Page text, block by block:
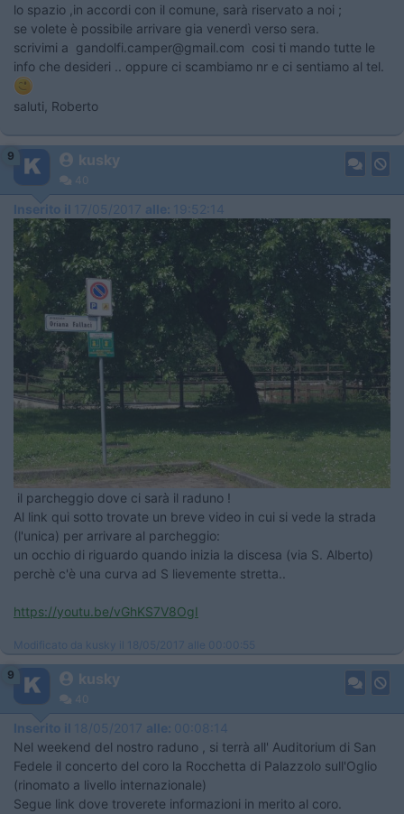
lo spazio ,in accordi con il comune, sarà riservato a noi ;
se volete è possibile arrivare gia venerdì verso sera.
scrivimi a gandolfi.camper@gmail.com cosi ti mando tutte le
info che desideri .. oppure ci scambiamo nr e ci sentiamo al tel.
saluti, Roberto
9 kusky
40
Inserito il 17/05/2017 alle: 19:52:14
il parcheggio dove ci sarà il raduno !
Al link qui sotto trovate un breve video in cui si vede la strada
(l'unica) per arrivare al parcheggio:
un occhio di riguardo quando inizia la discesa (via S. Alberto)
perchè c'è una curva ad S lievemente stretta..
https://youtu.be/vGhKS7V8OgI
Modificato da kusky il 18/05/2017 alle 00:00:55
9 kusky
40
Inserito il 18/05/2017 alle: 00:08:14
Nel weekend del nostro raduno , si terrà all' Auditorium di San
Fedele il concerto del coro la Rocchetta di Palazzolo sull'Oglio
(rinomato a livello internazionale)
Segue link dove troverete informazioni in merito al coro.